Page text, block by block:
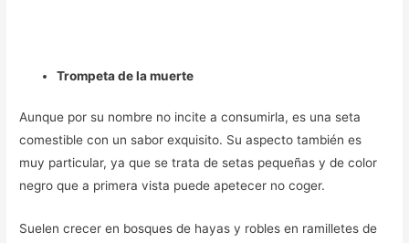
Trompeta de la muerte
Aunque por su nombre no incite a consumirla, es una seta
comestible con un sabor exquisito. Su aspecto también es
muy particular, ya que se trata de setas pequeñas y de color
negro que a primera vista puede apetecer no coger.
Suelen crecer en bosques de hayas y robles en ramilletes de